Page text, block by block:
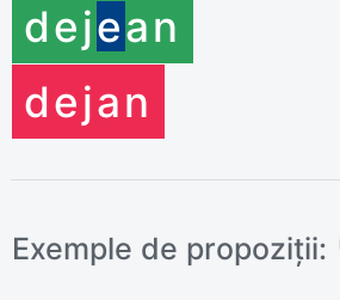
dejean
dejan
Exemple de propoziții: